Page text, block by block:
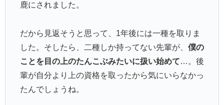
鹿にされました。
だから見返そうと思って、1年後には一種を取りま
した。そしたら、二種しか持ってない先輩が、 僕の
ことを目の上のたんこぶみたいに扱い始めて…。後
輩が自分より上の資格を取ったから気にいらなかっ
たんでしょうね。